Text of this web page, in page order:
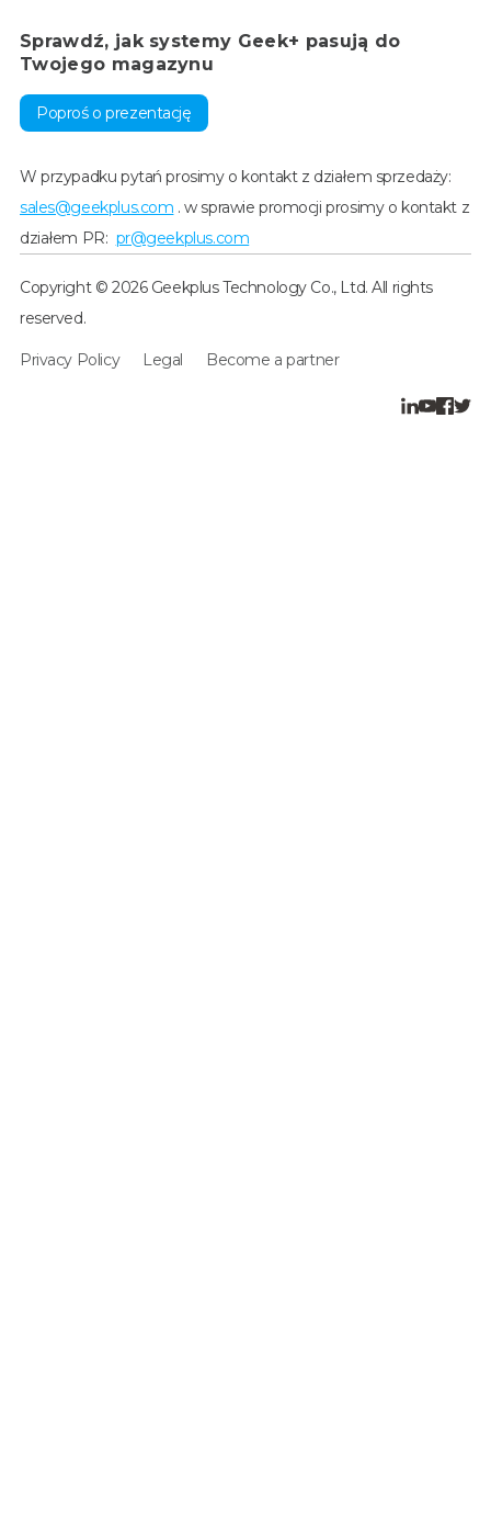
Sprawdź, jak systemy Geek+ pasują do
Twojego magazynu
Poproś o prezentację
W przypadku pytań prosimy o kontakt z działem sprzedaży:
sales@geekplus.com . w sprawie promocji prosimy o kontakt z
działem PR: pr@geekplus.com
Copyright © 2026 Geekplus Technology Co., Ltd. All rights
reserved.
Privacy Policy Legal Become a partner